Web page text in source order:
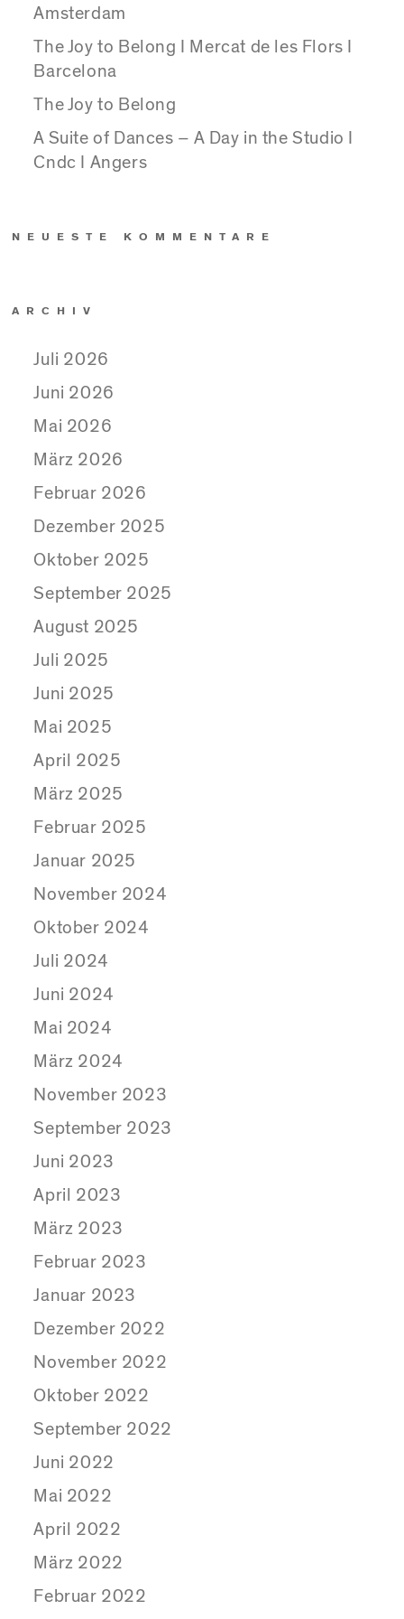
Amsterdam
The Joy to Belong I Mercat de les Flors I
Barcelona
The Joy to Belong
A Suite of Dances – A Day in the Studio I
Cndc I Angers
NEUESTE KOMMENTARE
ARCHIV
Juli 2026
Juni 2026
Mai 2026
März 2026
Februar 2026
Dezember 2025
Oktober 2025
September 2025
August 2025
Juli 2025
Juni 2025
Mai 2025
April 2025
März 2025
Februar 2025
Januar 2025
November 2024
Oktober 2024
Juli 2024
Juni 2024
Mai 2024
März 2024
November 2023
September 2023
Juni 2023
April 2023
März 2023
Februar 2023
Januar 2023
Dezember 2022
November 2022
Oktober 2022
September 2022
Juni 2022
Mai 2022
April 2022
März 2022
Februar 2022